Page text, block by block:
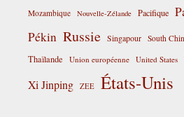
Mozambique Nouvelle-Zélande Pacifique
Pékin Russie Singapour South
Thaïlande Union européenne United States
Xi Jinping ZEE États-Unis